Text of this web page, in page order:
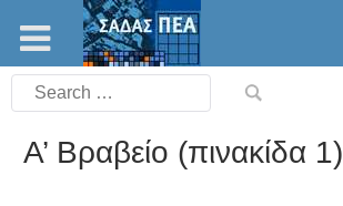
Search
for:
Α’ Βραβείο (πινακίδα 1)